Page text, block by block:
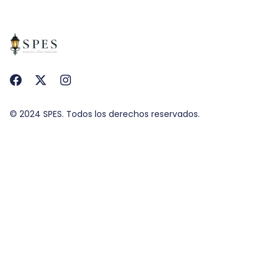
© 2024 SPES. Todos los derechos reservados.